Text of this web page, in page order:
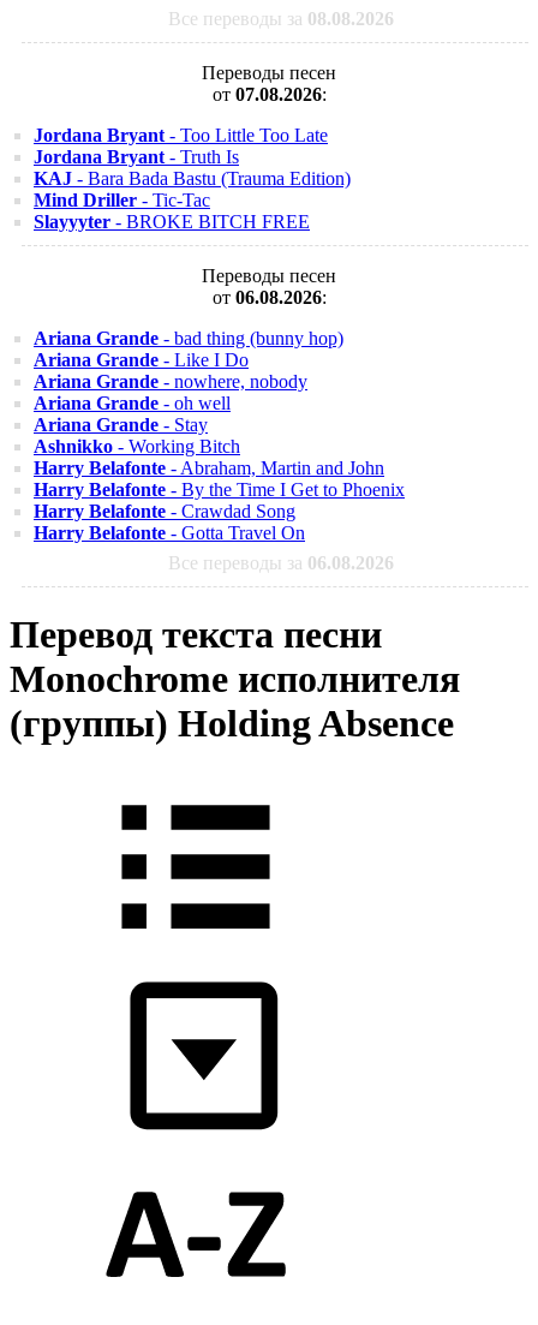
Все переводы за 08.08.2026
Переводы песен
от 07.08.2026:
Jordana Bryant - Too Little Too Late
Jordana Bryant - Truth Is
KAJ - Bara Bada Bastu (Trauma Edition)
Mind Driller - Tic-Tac
Slayyyter - BROKE BITCH FREE
Переводы песен
от 06.08.2026:
Ariana Grande - bad thing (bunny hop)
Ariana Grande - Like I Do
Ariana Grande - nowhere, nobody
Ariana Grande - oh well
Ariana Grande - Stay
Ashnikko - Working Bitch
Harry Belafonte - Abraham, Martin and John
Harry Belafonte - By the Time I Get to Phoenix
Harry Belafonte - Crawdad Song
Harry Belafonte - Gotta Travel On
Все переводы за 06.08.2026
Перевод текста песни
Monochrome исполнителя
(группы) Holding Absence